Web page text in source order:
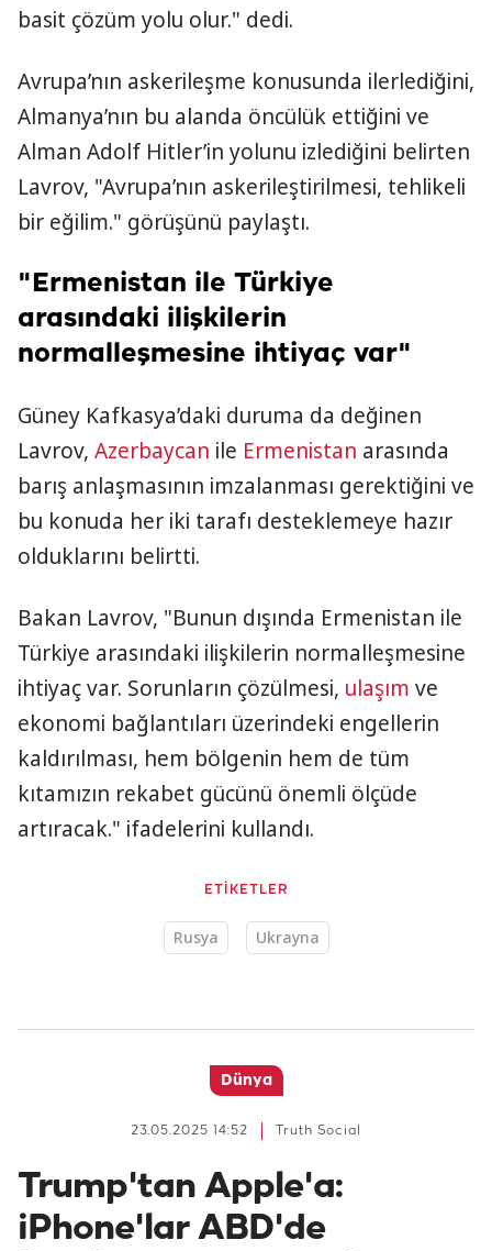
basit çözüm yolu olur." dedi.
Avrupa’nın askerileşme konusunda ilerlediğini,
Almanya’nın bu alanda öncülük ettiğini ve
Alman Adolf Hitler’in yolunu izlediğini belirten
Lavrov, "Avrupa’nın askerileştirilmesi, tehlikeli
bir eğilim." görüşünü paylaştı.
"Ermenistan ile Türkiye
arasındaki ilişkilerin
normalleşmesine ihtiyaç var"
Güney Kafkasya’daki duruma da değinen
Lavrov, Azerbaycan ile Ermenistan arasında
barış anlaşmasının imzalanması gerektiğini ve
bu konuda her iki tarafı desteklemeye hazır
olduklarını belirtti.
Bakan Lavrov, "Bunun dışında Ermenistan ile
Türkiye arasındaki ilişkilerin normalleşmesine
ihtiyaç var. Sorunların çözülmesi, ulaşım ve
ekonomi bağlantıları üzerindeki engellerin
kaldırılması, hem bölgenin hem de tüm
kıtamızın rekabet gücünü önemli ölçüde
artıracak." ifadelerini kullandı.
ETİKETLER
Rusya Ukrayna
Dünya
Truth Social
23.05.2025 14:52
Trump'tan Apple'a:
iPhone'lar ABD'de